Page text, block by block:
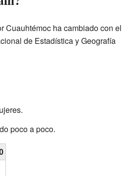
Cuauhtémoc ha cambiado con el
de Estadística y Geografía
poco a poco.